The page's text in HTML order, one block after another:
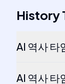
History
AI 역사 타
AI 역사 타